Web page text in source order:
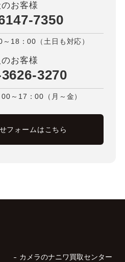
お客様
7350
～18：00（土日も対応）
お客様
3270
00～17：00（月～金）
フォームはこちら
カメラのナニワ買取センター